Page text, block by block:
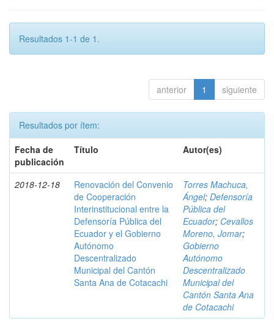
Resultados 1-1 de 1.
anterior 1 siguiente
Resultados por ítem:
Fecha de
publicación
Título Autor(es)
2018-12-18
Renovación del Convenio
de Cooperación
Interinstitucional entre la
Defensoría Pública del
Ecuador y el Gobierno
Autónomo
Descentralizado
Municipal del Cantón
Santa Ana de Cotacachi
Torres Machuca,
Ángel; Defensoría
Pública del
Ecuador; Cevallos
Moreno, Jomar;
Gobierno
Autónomo
Descentralizado
Municipal del
Cantón Santa Ana
de Cotacachi